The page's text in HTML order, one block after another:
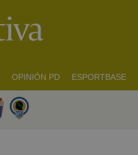
OPINIÓN PD ESPORTBASE